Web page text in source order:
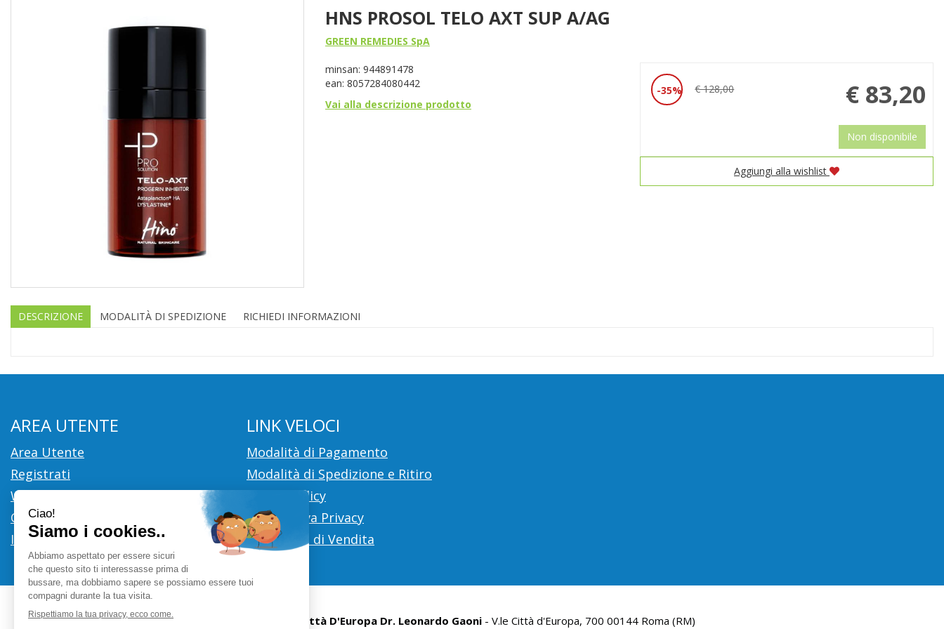
HNS PROSOL TELO AXT SUP A/AG
GREEN REMEDIES SpA
minsan: 944891478
ean: 8057284080442
Vai alla descrizione prodotto
35% € 128,00
Prezzo
scontato
€ 83,20
Non disponibile
Aggiungi alla wishlist
DESCRIZIONE MODALITÀ DI SPEDIZIONE RICHIEDI INFORMAZIONI
AREA UTENTE
Area Utente
Registrati
Wishlist
Contatti
Iscrizione alla Newsletter
LINK VELOCI
Modalità di Pagamento
Modalità di Spedizione e Ritiro
Cookie Policy
Informativa Privacy
Condizioni di Vendita
Farmacia Città D'Europa Dr. Leonardo Gaoni - V.le Città d'Europa, 700 00144 Roma (RM)